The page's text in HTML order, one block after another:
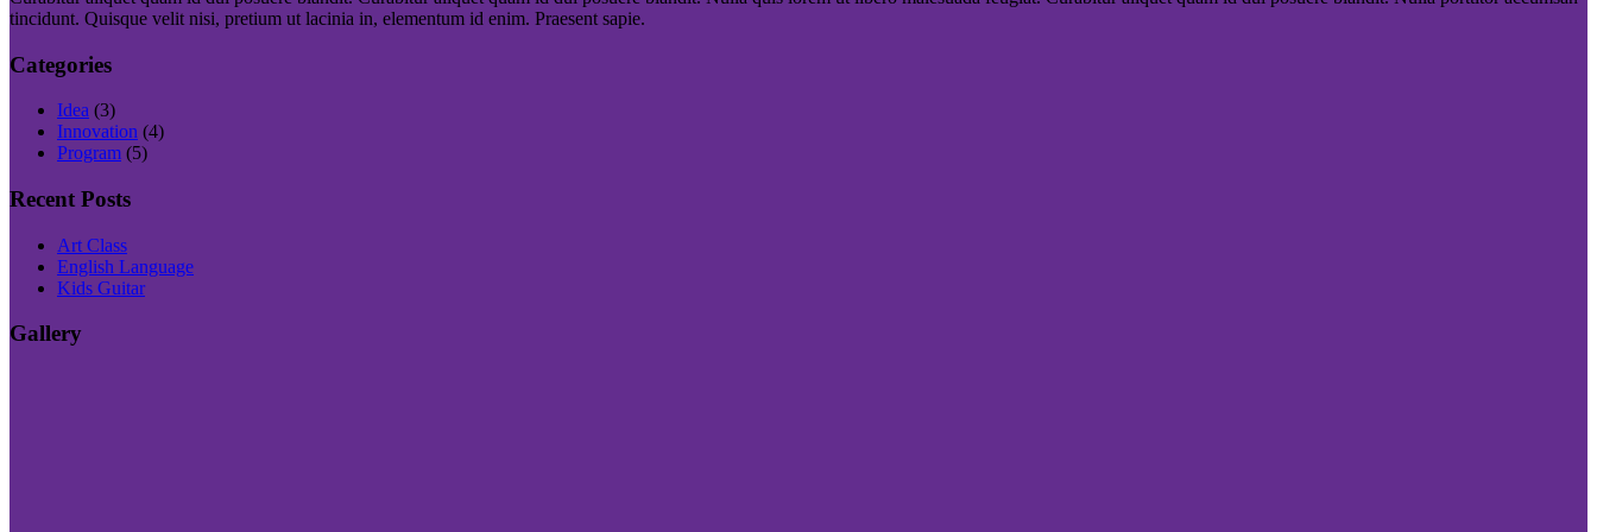
tincidunt. Quisque velit nisi, pretium ut lacinia in, elementum id enim. Praesent sapie.
Categories
Idea (3)
Innovation (4)
Program (5)
Recent Posts
Art Class
English Language
Kids Guitar
Gallery